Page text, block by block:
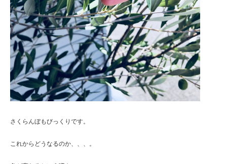
さくらんぼもびっくりです。
これからどうなるのか、、、。